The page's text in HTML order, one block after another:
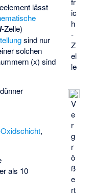
ic
h
-
Z
el
le
V
e
r
g
r
ö
ß
e
rt
lässt
-Zelle)
sind nur
solchen
(x) sind
,
als 10